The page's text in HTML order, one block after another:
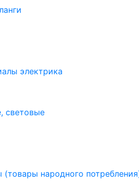
электрика
световые
народного